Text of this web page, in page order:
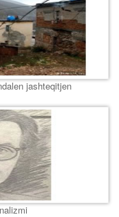
jashteqitjen